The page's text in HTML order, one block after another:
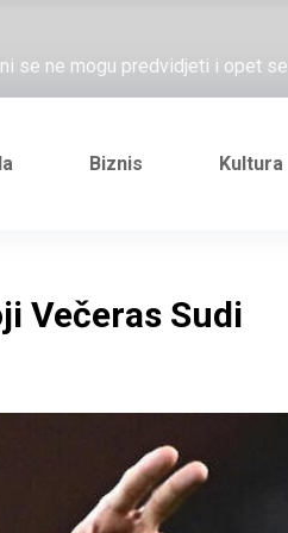
se ne mogu predvidjeti i opet se
je probio blokadu koja je
Biznis Kultura
Večeras Sudi